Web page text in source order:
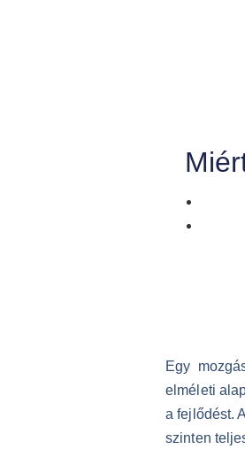
Egy
elméleti
a fejlődést.
szinten